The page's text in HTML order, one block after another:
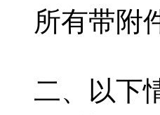
所有带附
二、以下